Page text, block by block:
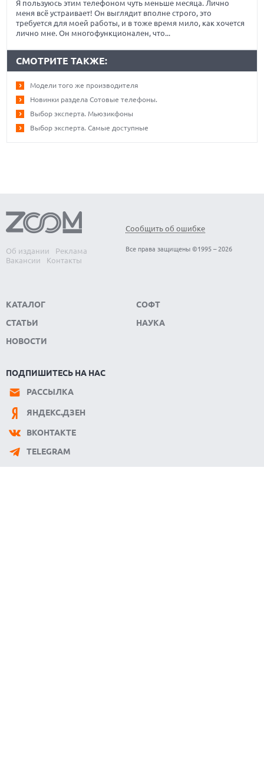
Я пользуюсь этим телефоном чуть меньше месяца. Лично
меня всё устраивает! Он выглядит вполне строго, это
требуется для моей работы, и в тоже время мило, как хочется
лично мне. Он многофункционален, что...
СМОТРИТЕ ТАКЖЕ:
Модели того же производителя
Новинки раздела Сотовые телефоны.
Выбор эксперта. Мьюзикфоны
Выбор эксперта. Самые доступные
Об издании
Реклама
Вакансии
Контакты
Сообщить об ошибке
Все права защищены ©1995 – 2026
КАТАЛОГ
СТАТЬИ
НОВОСТИ
СОФТ
НАУКА
ПОДПИШИТЕСЬ НА НАС
РАССЫЛКА
ЯНДЕКС.ДЗЕН
ВКОНТАКТЕ
TELEGRAM